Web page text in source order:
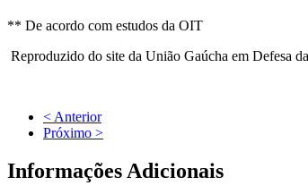
** De acordo com estudos da OIT
Reproduzido do site da União Gaúcha em Defesa
< Anterior
Próximo >
Informações Adicionais